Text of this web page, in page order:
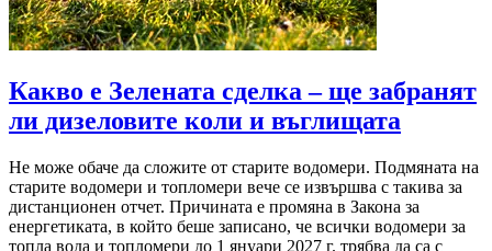
Какво е Зелената сделка – ще забранят
ли дизеловите коли и въглищата
Не може обаче да сложите от старите водомери. Подмяната на
старите водомери и топломери вече се извършва с такива за
дистанционен отчет. Причината е промяна в Закона за
енергетиката, в който беше записано, че всички водомери за
топла вода и топломери до 1 януари 2027 г. трябва да са с